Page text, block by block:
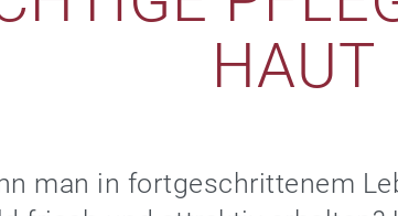
HAUT
man in fortgeschrittenem